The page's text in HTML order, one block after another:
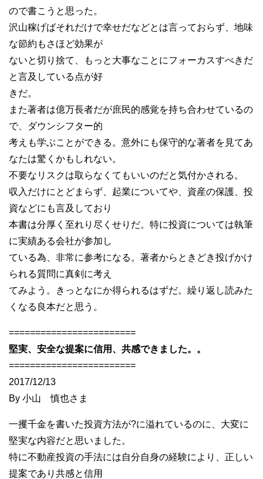
ので書こうと思った。
沢山稼げばそれだけで幸せだなどとは言っておらず、地味
な節約もさほど効果が
ないと切り捨て、もっと大事なことにフォーカスすべきだ
と言及している点が好
きだ。
また著者は億万長者だが庶民的感覚を持ち合わせているの
で、ダウンシフター的
考えも学ぶことができる。意外にも保守的な著者を見てあ
なたは驚くかもしれない。
不要なリスクは取らなくてもいいのだと気付かされる。
収入だけにとどまらず、起業についてや、資産の保護、投
資などにも言及しており
本書は分厚く至れり尽くせりだ。特に投資については執筆
に実績ある会社が参加し
ている為、非常に参考になる。著者からときどき投げかけ
られる質問に真剣に考え
てみよう。きっとなにか得られるはずだ。繰り返し読みた
くなる良本だと思う。
========================
堅実、安全な提案に信用、共感できました。。
========================
2017/12/13
By 小山 慎也さま
一攫千金を書いた投資方法が?に溢れているのに、大変に
堅実な内容だと思いました。
特に不動産投資の手法には自分自身の経験により、正しい
提案であり共感と信用